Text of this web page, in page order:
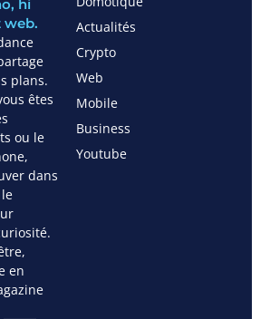
hi
web.
plans.
êtes
ou le
dans
en
Actualités
Crypto
Web
Mobile
Business
Youtube